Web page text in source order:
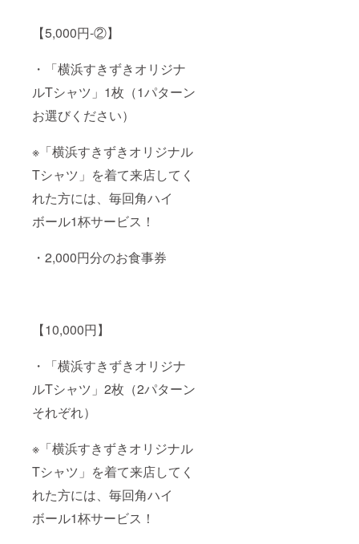
【5,000円-②】
・「横浜すきずきオリジナ
ルTシャツ」1枚（1パターン
お選びください）
※「横浜すきずきオリジナル
Tシャツ」を着て来店してく
れた方には、毎回角ハイ
ボール1杯サービス！
・2,000円分のお食事券
【10,000円】
・「横浜すきずきオリジナ
ルTシャツ」2枚（2パターン
それぞれ）
※「横浜すきずきオリジナル
Tシャツ」を着て来店してく
れた方には、毎回角ハイ
ボール1杯サービス！